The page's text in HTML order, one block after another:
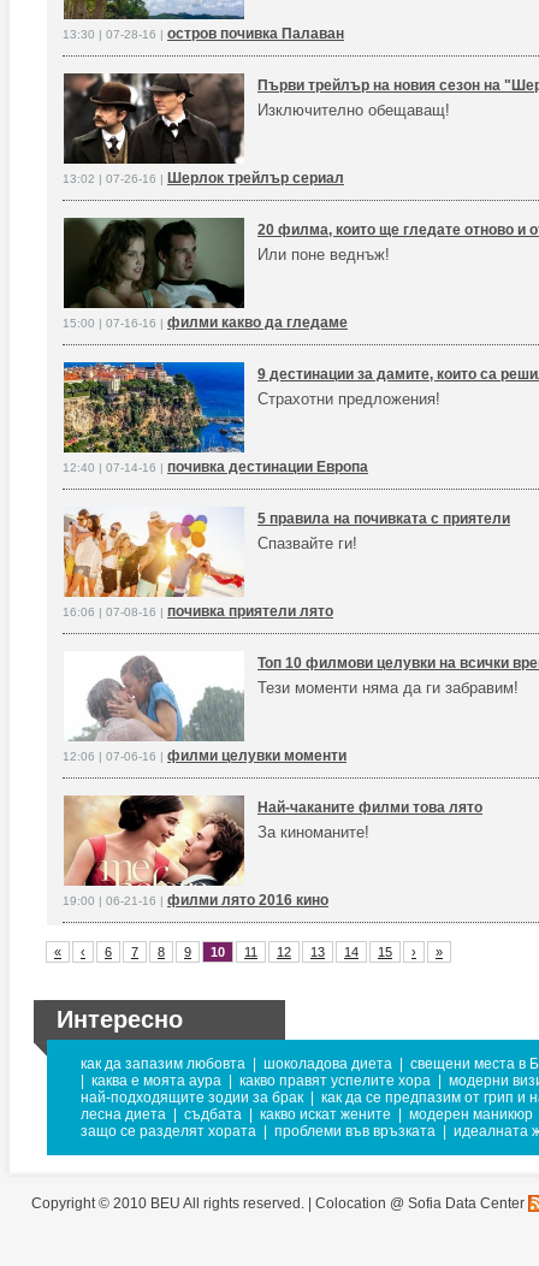
13:30 | 07-28-16 | остров почивка Палаван
Първи трейлър на новия сезон на
Изключително обещаващ!
13:02 | 07-26-16 | Шерлок трейлър сериал
20 филма, които ще гледате отново и
Или поне веднъж!
15:00 | 07-16-16 | филми какво да гледаме
9 дестинации за дамите, които са
Страхотни предложения!
12:40 | 07-14-16 | почивка дестинации Европа
5 правила на почивката с приятели
Спазвайте ги!
16:06 | 07-08-16 | почивка приятели лято
Топ 10 филмови целувки на всички
Тези моменти няма да ги забравим!
12:06 | 07-06-16 | филми целувки моменти
Най-чаканите филми това лято
За киноманите!
19:00 | 06-21-16 | филми лято 2016 кино
« ‹ 6 7 8 9 10 11 12 13 14 15 › »
Интересно
как да запазим любовта | шоколадова диета | свещени места в
| каква е моята аура | какво правят успелите хора | модерни
най-подходящите зодии за брак | как да се предпазим от грип и
лесна диета | съдбата | какво искат жените | модерен маникюр
защо се разделят хората | проблеми във връзката | идеалната
Copyright © 2010 BEU All rights reserved. | Colocation @ Sofia Data Center